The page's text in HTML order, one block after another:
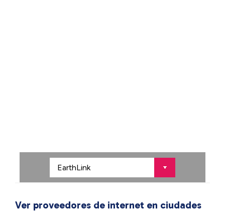
Ver proveedores de internet en ciudades